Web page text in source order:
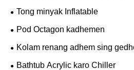
Tong minyak Inflatable
Pod Octagon kadhemen
Kolam renang adhem sing
Bathtub Acrylic karo Chiller